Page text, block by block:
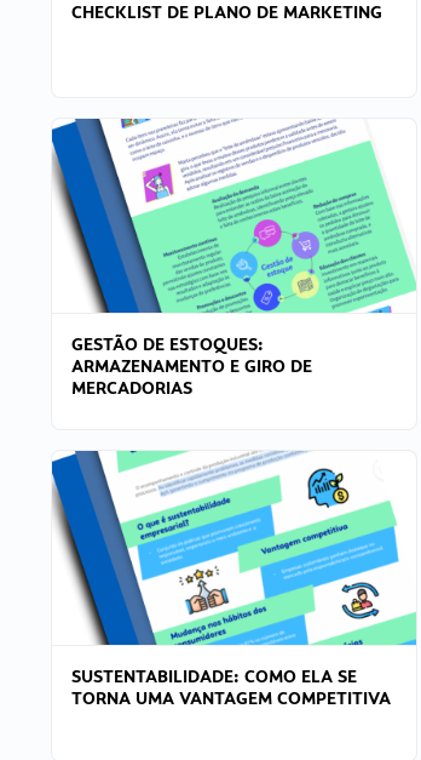
CHECKLIST DE PLANO DE MARKETING
GESTÃO DE ESTOQUES:
ARMAZENAMENTO E GIRO DE
MERCADORIAS
SUSTENTABILIDADE: COMO ELA SE
TORNA UMA VANTAGEM COMPETITIVA